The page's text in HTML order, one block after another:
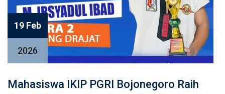
19 Feb
2026
Mahasiswa IKIP PGRI Bojonegoro Raih